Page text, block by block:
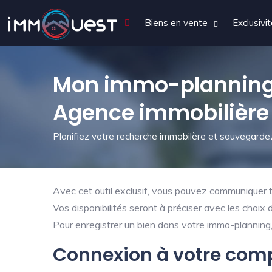
Biens en vente
Mon immo-
Agence
Planifiez votre recherche immobilère et
Avec cet outil exclusif, vous pouvez
Vos disponibilités seront à préciser avec les choix
Pour enregistrer un bien dans votre immo-
Connexion à votre